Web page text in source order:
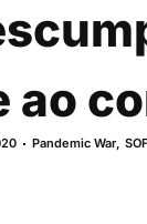
ao
Pandemic War,SOF